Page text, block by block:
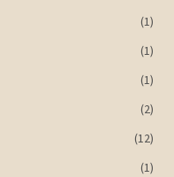
(1)
(1)
(1)
(2)
(12)
(1)